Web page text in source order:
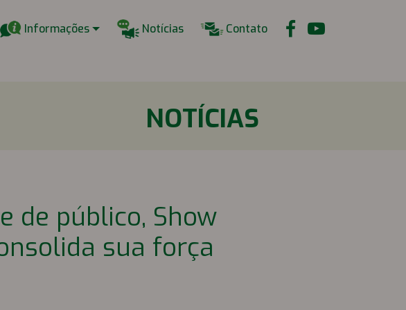
Informações Notícias Contato
NOTÍCIAS
de público, Show
sua força